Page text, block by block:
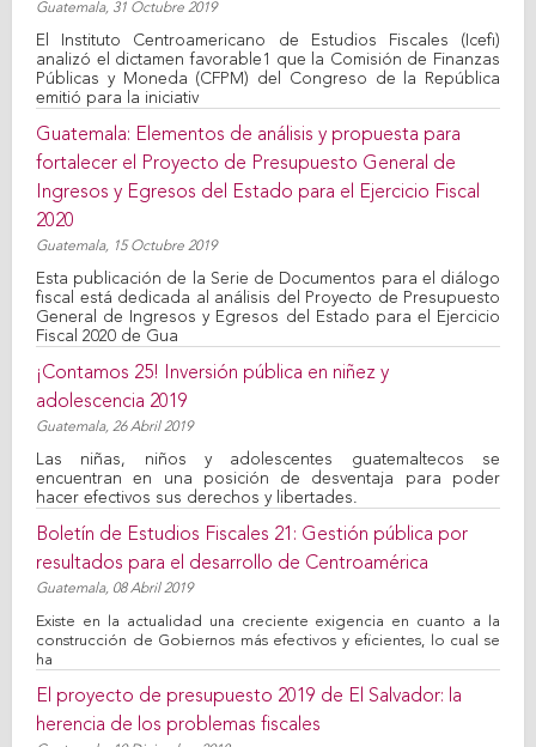
Guatemala, 31 Octubre 2019
El Instituto Centroamericano de Estudios Fiscales (Icefi)
analizó el dictamen favorable1 que la Comisión de Finanzas
Públicas y Moneda (CFPM) del Congreso de la República
emitió para la iniciativ
Guatemala: Elementos de análisis y propuesta para
fortalecer el Proyecto de Presupuesto General de
Ingresos y Egresos del Estado para el Ejercicio Fiscal
2020
Guatemala, 15 Octubre 2019
Esta publicación de la Serie de Documentos para el diálogo
fiscal está dedicada al análisis del Proyecto de Presupuesto
General de Ingresos y Egresos del Estado para el Ejercicio
Fiscal 2020 de Gua
¡Contamos 25! Inversión pública en niñez y
adolescencia 2019
Guatemala, 26 Abril 2019
Las niñas, niños y adolescentes guatemaltecos se
encuentran en una posición de desventaja para poder
hacer efectivos sus derechos y libertades.
Boletín de Estudios Fiscales 21: Gestión pública por
resultados para el desarrollo de Centroamérica
Guatemala, 08 Abril 2019
Existe en la actualidad una creciente exigencia en cuanto a la
construcción de Gobiernos más efectivos y eficientes, lo cual se
ha
El proyecto de presupuesto 2019 de El Salvador: la
herencia de los problemas fiscales